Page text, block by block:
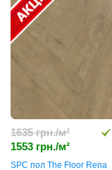
1635 грн./м²
1553 грн./м²
SPC пол The Floor Rena